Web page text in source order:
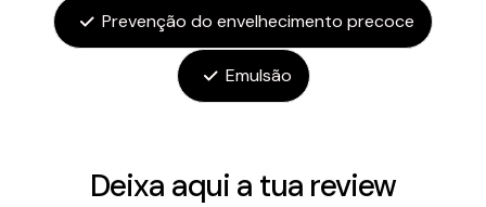
Prevenção do envelhecimento precoce
Emulsão
Deixa aqui a tua review